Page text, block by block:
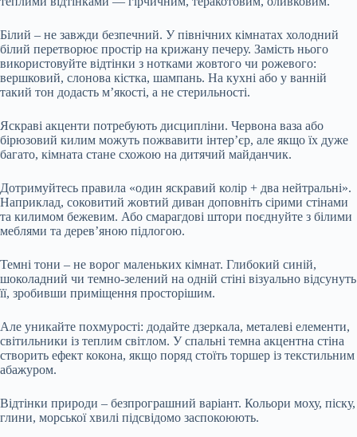
Білий – не завжди безпечний. У північних кімнатах холодний
білий перетворює простір на крижану печеру. Замість нього
використовуйте відтінки з нотками жовтого чи рожевого:
вершковий, слонова кістка, шампань. На кухні або у ванній
такий тон додасть м’якості, а не стерильності.
Яскраві акценти потребують дисципліни. Червона ваза або
бірюзовий килим можуть пожвавити інтер’єр, але якщо їх дуже
багато, кімната стане схожою на дитячий майданчик.
Дотримуйтесь правила «один яскравий колір + два нейтральні».
Наприклад, соковитий жовтий диван доповніть сірими стінами
та килимом бежевим. Або смарагдові штори поєднуйте з білими
меблями та дерев’яною підлогою.
Темні тони – не ворог маленьких кімнат. Глибокий синій,
шоколадний чи темно-зелений на одній стіні візуально відсунуть
її, зробивши приміщення просторішим.
Але уникайте похмурості: додайте дзеркала, металеві елементи,
світильники із теплим світлом. У спальні темна акцентна стіна
створить ефект кокона, якщо поряд стоїть торшер із текстильним
абажуром.
Відтінки природи – безпрограшний варіант. Кольори моху, піску,
глини, морської хвилі підсвідомо заспокоюють.